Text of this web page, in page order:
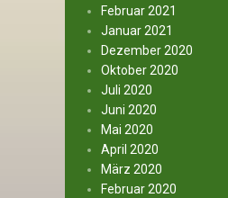
Februar 2021
Januar 2021
Dezember 2020
Oktober 2020
Juli 2020
Juni 2020
Mai 2020
April 2020
März 2020
Februar 2020